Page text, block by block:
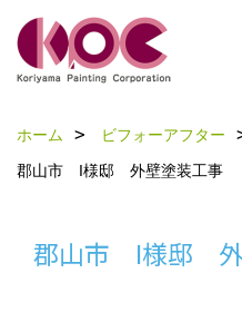
ホーム ビフォーアフター
郡山市 I様邸 外壁塗装工事
郡山市 I様邸 外